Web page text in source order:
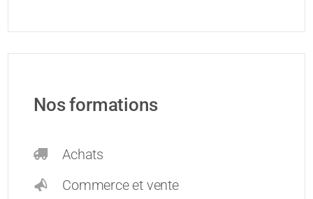
Nos formations
Achats
Commerce et vente